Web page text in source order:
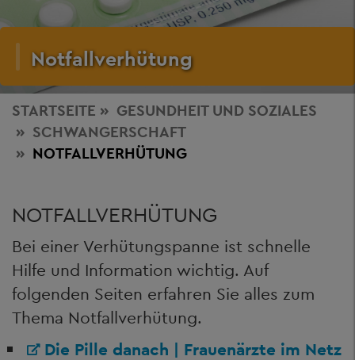
Notfallverhütung
STARTSEITE GESUNDHEIT UND SOZIALES
SCHWANGERSCHAFT
NOTFALLVERHÜTUNG
NOTFALLVERHÜTUNG
Bei einer Verhütungspanne ist schnelle
Hilfe und Information wichtig. Auf
folgenden Seiten erfahren Sie alles zum
Thema Notfallverhütung.
Die Pille danach | Frauenärzte im Netz